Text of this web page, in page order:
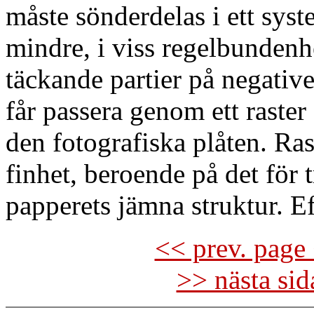
måste sönderdelas i ett
mindre, i viss
täckande partier på
får passera genom ett
den fotografiska plåten.
finhet, beroende på det för
papperets jämna struktur.
<< prev.
>> nästa